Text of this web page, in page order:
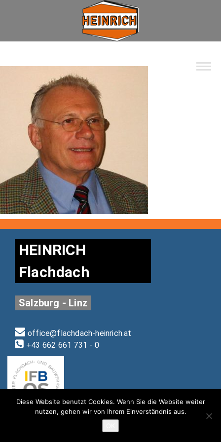
Wohnbau
Industrie
Privat
Kommunal
Kontakt
Jobs
HEINRICH
Flachdach
Salzburg - Linz
office@flachdach-heinrich.at
+43 662 661 731 - 0
Diese Website benutzt Cookies. Wenn Sie die Website weiter
nutzen, gehen wir von Ihrem Einverständnis aus.